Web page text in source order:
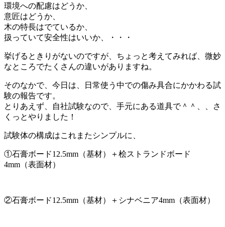
環境への配慮はどうか、
意匠はどうか、
木の特長はでているか、
扱っていて安全性はいいか、・・・
挙げるときりがないのですが、ちょっと考えてみれば、微妙
なところでたくさんの違いがありますね。
そのなかで、今日は、日常使う中での傷み具合にかかわる試
験の報告です。
とりあえず、自社試験なので、手元にある道具で＾＾、、さ
くっとやりました！
試験体の構成はこれまたシンプルに、
①石膏ボード12.5mm（基材）＋桧ストランドボード
4mm（表面材）
②石膏ボード12.5mm（基材）＋シナベニア4mm（表面材）